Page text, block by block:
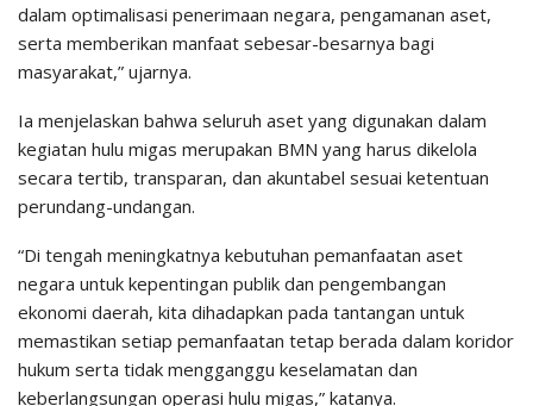
dalam optimalisasi penerimaan negara, pengamanan aset,
serta memberikan manfaat sebesar-besarnya bagi
masyarakat,” ujarnya.
Ia menjelaskan bahwa seluruh aset yang digunakan dalam
kegiatan hulu migas merupakan BMN yang harus dikelola
secara tertib, transparan, dan akuntabel sesuai ketentuan
perundang-undangan.
“Di tengah meningkatnya kebutuhan pemanfaatan aset
negara untuk kepentingan publik dan pengembangan
ekonomi daerah, kita dihadapkan pada tantangan untuk
memastikan setiap pemanfaatan tetap berada dalam koridor
hukum serta tidak mengganggu keselamatan dan
keberlangsungan operasi hulu migas,” katanya.